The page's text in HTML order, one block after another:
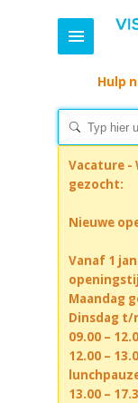
Hulp
Vacature -
gezocht:
Nieuwe
Vanaf 1
Maandag
Dinsdag t/
09.00 –
12.00 –
13.00 –